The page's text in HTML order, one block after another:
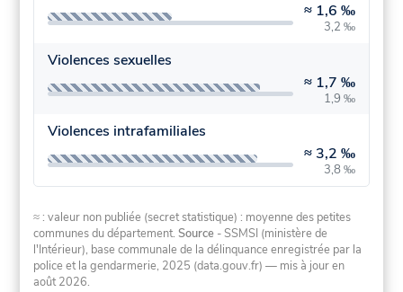
≈ 1,6 ‰
3,2 ‰
Violences sexuelles
≈ 1,7 ‰
1,9 ‰
Violences intrafamiliales
≈ 3,2 ‰
3,8 ‰
≈ : valeur non publiée (secret statistique) : moyenne des petites
communes du département.Source - SSMSI (ministère de
l'Intérieur), base communale de la délinquance enregistrée par la
police et la gendarmerie, 2025 (data.gouv.fr) — mis à jour en
août 2026.